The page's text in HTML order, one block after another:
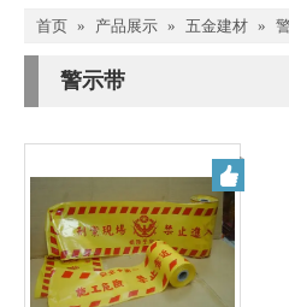
首页 » 产品展示 » 五金建材 »
警示带